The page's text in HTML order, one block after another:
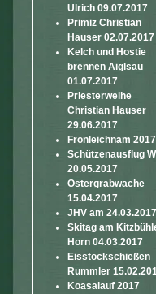
Ulrich 09.07.2017
Primiz Christian
Hauser 02.07.2017
Kelch und Hostie
brennen Aiglsau
01.07.2017
Priesterweihe
Christian Hauser
29.06.2017
Fronleichnam 2017
Schützenausflug
20.05.2017
Ostergrabwache
15.04.2017
JHV am 24.03.2017
Skitag am
Horn 04.03.2017
Eisstockschießen
Rummler
Koasalauf 2017